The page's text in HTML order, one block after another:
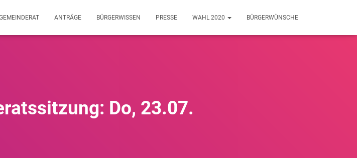
ANTRÄGE BÜRGERWISSEN PRESSE WAHL 2020 BÜRGERWÜNSCHE
Do, 23.07.